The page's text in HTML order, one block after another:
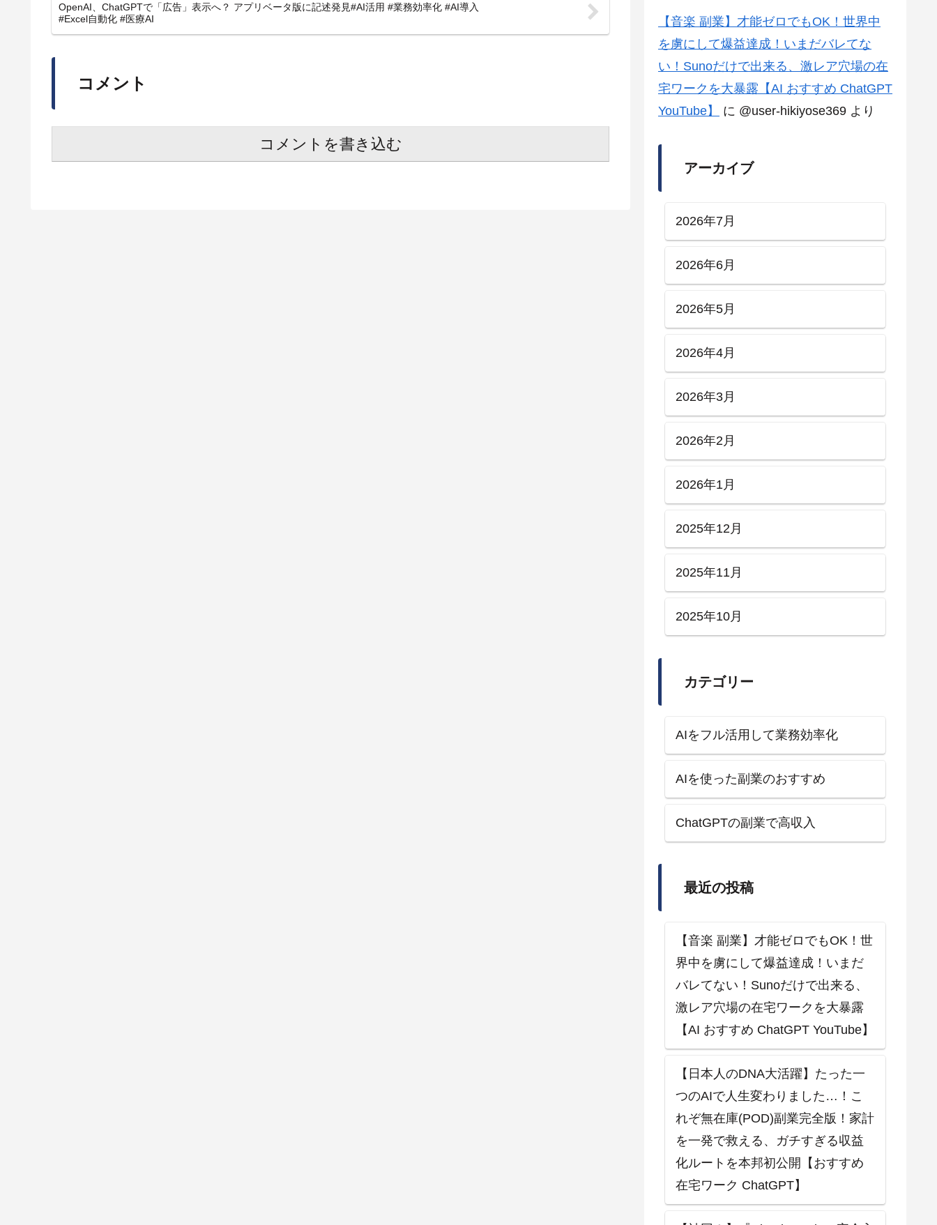
OpenAI、ChatGPTで「広告」表示へ？ アプリベータ版に記述発見#AI活用 #業務効率化 #AI導入
#Excel自動化 #医療AI
コメント
コメントを書き込む
【音楽 副業】才能ゼロでもOK！世界中
を虜にして爆益達成！いまだバレてな
い！Sunoだけで出来る、激レア穴場の在
宅ワークを大暴露【AI おすすめ ChatGPT
YouTube】
に @user-hikiyose369 より
アーカイブ
2026年7月
2026年6月
2026年5月
2026年4月
2026年3月
2026年2月
2026年1月
2025年12月
2025年11月
2025年10月
カテゴリー
AIをフル活用して業務効率化
AIを使った副業のおすすめ
ChatGPTの副業で高収入
最近の投稿
【音楽 副業】才能ゼロでもOK！世
界中を虜にして爆益達成！いまだ
バレてない！Sunoだけで出来る、
激レア穴場の在宅ワークを大暴露
【AI おすすめ ChatGPT YouTube】
【日本人のDNA大活躍】たった一
つのAIで人生変わりました…！こ
れぞ無在庫(POD)副業完全版！家計
を一発で救える、ガチすぎる収益
化ルートを本邦初公開【おすすめ
在宅ワーク ChatGPT】